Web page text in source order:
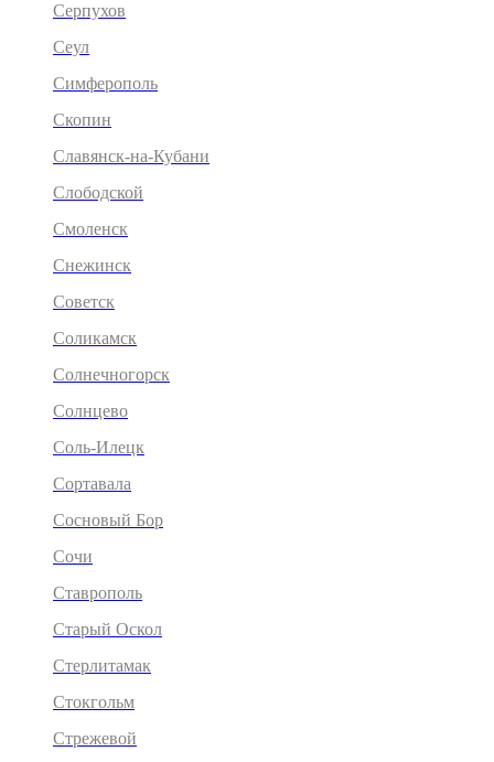
Серпухов
Сеул
Симферополь
Скопин
Славянск-на-Кубани
Слободской
Смоленск
Снежинск
Советск
Соликамск
Солнечногорск
Солнцево
Соль-Илецк
Сортавала
Сосновый Бор
Сочи
Ставрополь
Старый Оскол
Стерлитамак
Стокгольм
Стрежевой